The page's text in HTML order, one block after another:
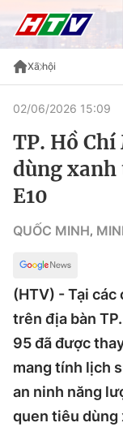
Xã hội
02/06/2026 15:09
TP. Hồ
dùng xanh
E10
QUỐC MINH,
(HTV) - Tại các
trên địa bàn
95 đã được
mang tính lịch
an ninh năng
quen tiêu dùng